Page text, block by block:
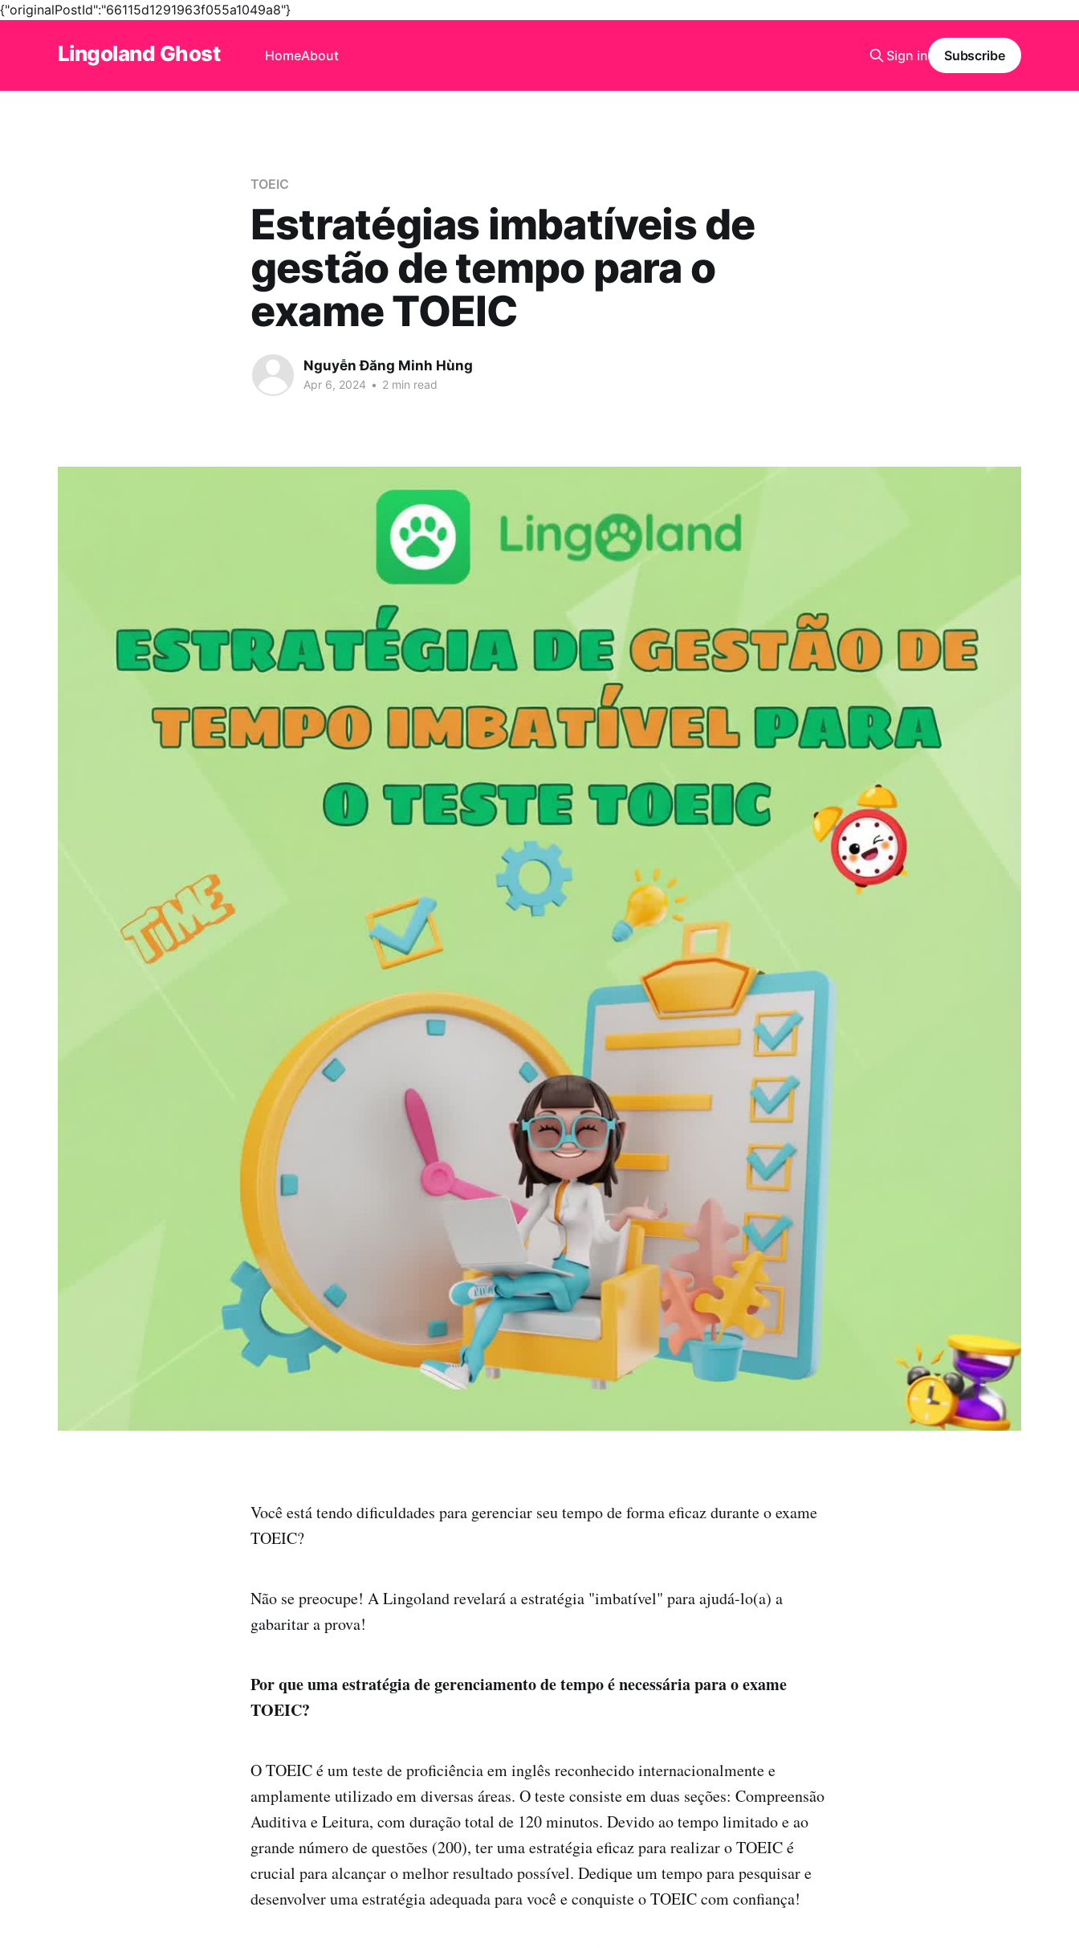
{"originalPostId":"66115d1291963f055a1049a8"}
Lingoland Ghost HomeAbout Sign in Subscribe
TOEIC
Estratégias imbatíveis de
gestão de tempo para o
exame TOEIC
Nguyễn Đăng Minh Hùng
Apr 6, 2024 • 2 min read
Você está tendo dificuldades para gerenciar seu tempo de forma eficaz durante o exame
TOEIC?
Não se preocupe! A Lingoland revelará a estratégia "imbatível" para ajudá-lo(a) a
gabaritar a prova!
Por que uma estratégia de gerenciamento de tempo é necessária para o exame
TOEIC?
O TOEIC é um teste de proficiência em inglês reconhecido internacionalmente e
amplamente utilizado em diversas áreas. O teste consiste em duas seções: Compreensão
Auditiva e Leitura, com duração total de 120 minutos. Devido ao tempo limitado e ao
grande número de questões (200), ter uma estratégia eficaz para realizar o TOEIC é
crucial para alcançar o melhor resultado possível. Dedique um tempo para pesquisar e
desenvolver uma estratégia adequada para você e conquiste o TOEIC com confiança!